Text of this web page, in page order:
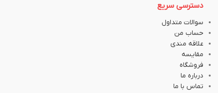
دسترسی سریع
سوالات متداول
حساب من
علاقه مندی
مقایسه
فروشگاه
درباره ما
تماس با ما